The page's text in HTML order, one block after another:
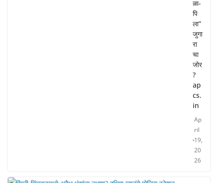
ळा-
पि
ला”
जुगा
रा
चा
जोर
?
ap
cs.
in
Ap
ril
19,
20
26